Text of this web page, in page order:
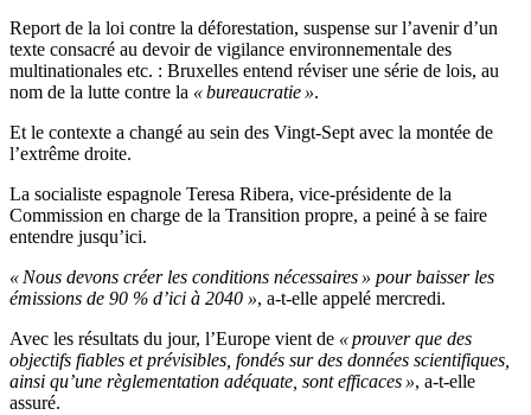
Report de la loi contre la déforestation, suspense sur l’avenir d’un
texte consacré au devoir de vigilance environnementale des
multinationales etc. : Bruxelles entend réviser une série de lois, au
nom de la lutte contre la « bureaucratie ».
Et le contexte a changé au sein des Vingt-Sept avec la montée de
l’extrême droite.
La socialiste espagnole Teresa Ribera, vice-présidente de la
Commission en charge de la Transition propre, a peiné à se faire
entendre jusqu’ici.
« Nous devons créer les conditions nécessaires » pour baisser les
émissions de 90 % d’ici à 2040 », a-t-elle appelé mercredi.
Avec les résultats du jour, l’Europe vient de « prouver que des
objectifs fiables et prévisibles, fondés sur des données scientifiques,
ainsi qu’une règlementation adéquate, sont efficaces », a-t-elle
assuré.